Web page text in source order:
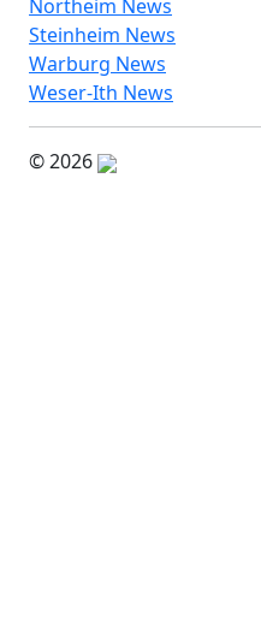
Northeim News
Steinheim News
Warburg News
Weser-Ith News
© 2026